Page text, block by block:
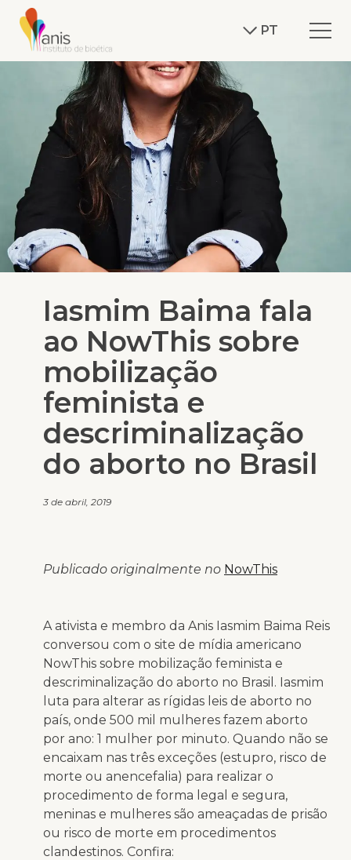
PT
Iasmim Baima fala
ao NowThis sobre
mobilização
feminista e
descriminalização
do aborto no Brasil
3 de abril, 2019
Publicado originalmente no NowThis
A ativista e membro da Anis Iasmim Baima Reis
conversou com o site de mídia americano
NowThis sobre mobilização feminista e
descriminalização do aborto no Brasil. Iasmim
luta para alterar as rígidas leis de aborto no
país, onde 500 mil mulheres fazem aborto
por ano: 1 mulher por minuto. Quando não se
encaixam nas três exceções (estupro, risco de
morte ou anencefalia) para realizar o
procedimento de forma legal e segura,
meninas e mulheres são ameaçadas de prisão
ou risco de morte em procedimentos
clandestinos. Confira: